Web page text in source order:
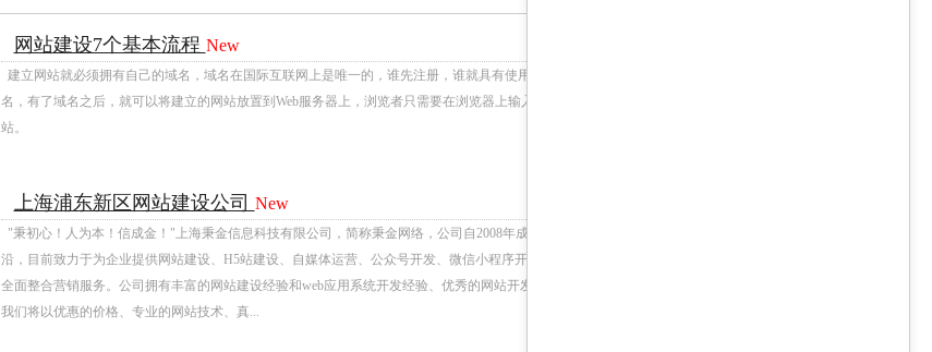
网站建设7个基本流程 New
建立网站就必须拥有自己的域名，域名在国际互联网上是唯一的，谁先注册，谁就具有使用权。在建立网站之前首先应该申请域
名，有了域名之后，就可以将建立的网站放置到Web服务器上，浏览者只需要在浏览器上输入这个域名，就可以随时随地浏览这个网
站。
上海浦东新区网站建设公司 New
"秉初心！人为本！信成金！"上海秉金信息科技有限公司，简称秉金网络，公司自2008年成立以来，一直处在网络时代的发展前
沿，目前致力于为企业提供网站建设、H5站建设、自媒体运营、公众号开发、微信小程序开发、SEO优化、web应用等基于互联网的
全面整合营销服务。公司拥有丰富的网站建设经验和web应用系统开发经验、优秀的网站开发工程师团队及专业的网站设计师团队。
我们将以优惠的价格、专业的网站技术、真...